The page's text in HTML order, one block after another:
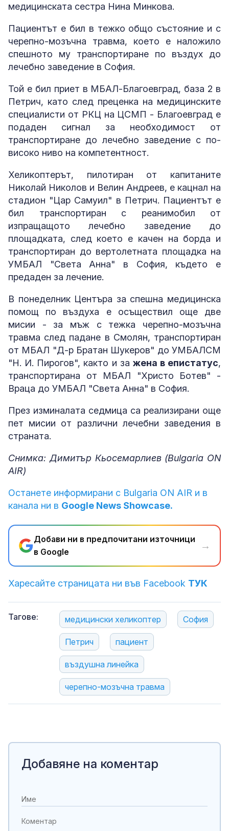
медицинската сестра Нина Минкова.
Пациентът е бил в тежко общо състояние и с
черепно-мозъчна травма, което е наложило
спешното му транспортиране по въздух до
лечебно заведение в София.
Той е бил приет в МБАЛ-Благоевград, база 2 в
Петрич, като след преценка на медицинските
специалисти от РКЦ на ЦСМП - Благоевград е
подаден сигнал за необходимост от
транспортиране до лечебно заведение с по-
високо ниво на компетентност.
Хеликоптерът, пилотиран от капитаните
Николай Николов и Велин Андреев, е кацнал на
стадион "Цар Самуил" в Петрич. Пациентът е
бил транспортиран с реанимобил от
изпращащото лечебно заведение до
площадката, след което е качен на борда и
транспортиран до вертолетната площадка на
УМБАЛ "Света Анна" в София, където е
предаден за лечение.
В понеделник Центъра за спешна медицинска
помощ по въздуха е осъществил още две
мисии - за мъж с тежка черепно-мозъчна
травма след падане в Смолян, транспортиран
от МБАЛ "Д-р Братан Шукеров" до УМБАЛСМ
"Н. И. Пирогов", както и за жена в епистатус,
транспортирана от МБАЛ "Христо Ботев" -
Враца до УМБАЛ "Света Анна" в София.
През изминалата седмица са реализирани още
пет мисии от различни лечебни заведения в
страната.
Снимка: Димитър Кьосемарлиев (Bulgaria ON
AIR)
Останете информирани с Bulgaria ON AIR и в
канала ни в Google News Showcase.
Добави ни в предпочитани източници
в Google
→
Харесайте страницата ни във Facebook ТУК
Тагове: медицински хеликоптер София
Петрич пациент
въздушна линейка
черепно-мозъчна травма
Добавяне на коментар